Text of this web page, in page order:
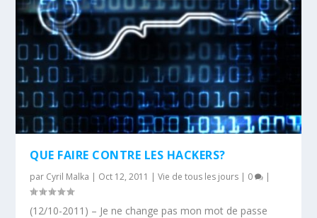
QUE FAIRE CONTRE LES HACKERS?
par Cyril Malka | Oct 12, 2011 |Vie de tous les jours | 0 |
(12/10-2011) – Je ne change pas mon mot de passe